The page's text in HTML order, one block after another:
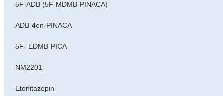
-5F-ADB (5F-MDMB-PINACA)
-ADB-4en-PINACA
-5F- EDMB-PICA
-NM2201
-Etonitazepin